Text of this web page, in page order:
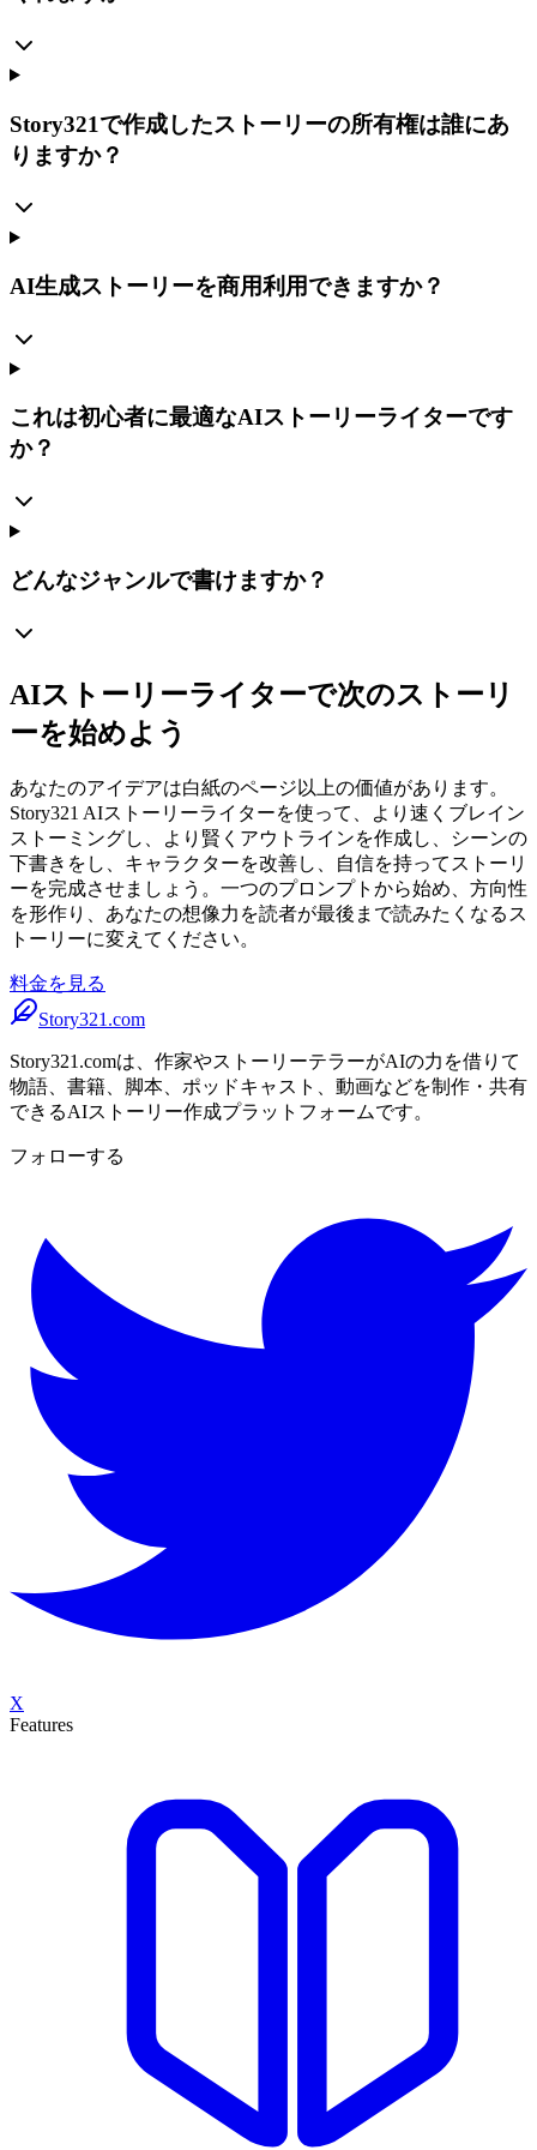
Story321で作成したストーリーの所有権は誰にあ
りますか？
AI生成ストーリーを商用利用できますか？
これは初心者に最適なAIストーリーライターです
か？
どんなジャンルで書けますか？
AIストーリーライターで次のストーリ
ーを始めよう
あなたのアイデアは白紙のページ以上の価値があります。
Story321 AIストーリーライターを使って、より速くブレイン
ストーミングし、より賢くアウトラインを作成し、シーンの
下書きをし、キャラクターを改善し、自信を持ってストーリ
ーを完成させましょう。一つのプロンプトから始め、方向性
を形作り、あなたの想像力を読者が最後まで読みたくなるス
トーリーに変えてください。
料金を見る
Story321.com
Story321.comは、作家やストーリーテラーがAIの力を借りて
物語、書籍、脚本、ポッドキャスト、動画などを制作・共有
できるAIストーリー作成プラットフォームです。
フォローする
X
Features